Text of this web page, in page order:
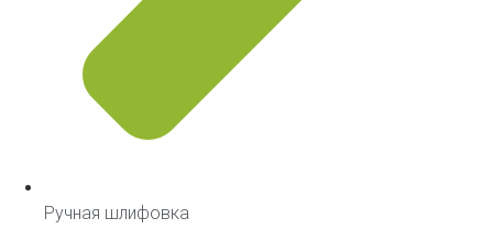
Ручная шлифовка